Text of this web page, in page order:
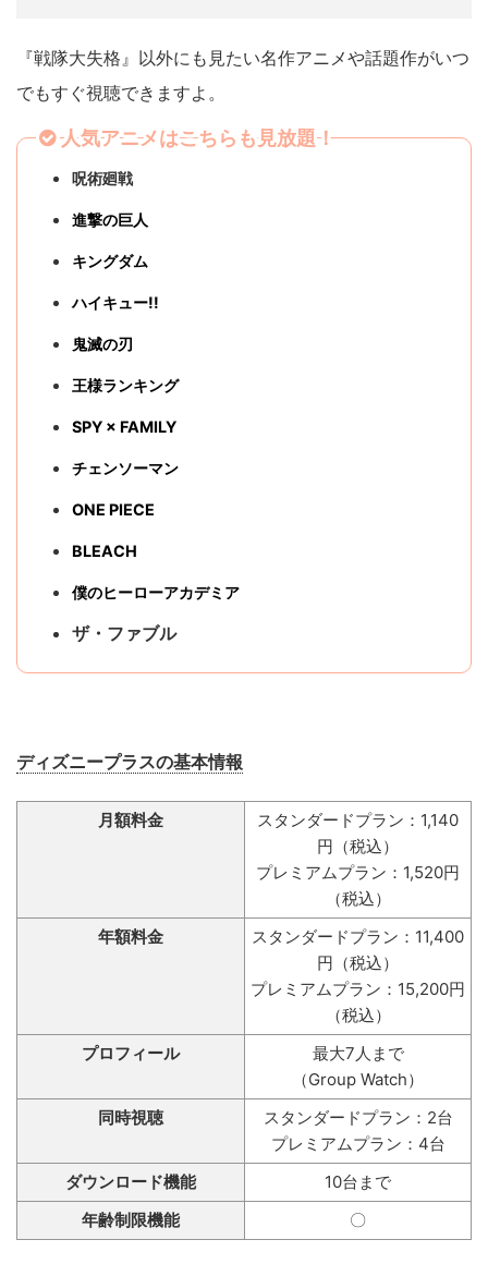
『戦隊大失格』以外にも見たい名作アニメや話題作がいつ
でもすぐ視聴できますよ。
人気アニメはこちらも見放題！
呪術廻戦
進撃の巨人
キングダム
ハイキュー!!
鬼滅の刃
王様ランキング
SPY × FAMILY
チェンソーマン
ONE PIECE
BLEACH
僕のヒーローアカデミア
ザ・ファブル
ディズニープラスの基本情報
月額料金
スタンダードプラン：1,140
円（税込）
プレミアムプラン：1,520円
（税込）
年額料金
スタンダードプラン：11,400
円（税込）
プレミアムプラン：15,200円
（税込）
プロフィール
最大7人まで
（Group Watch）
同時視聴
スタンダードプラン：2台
プレミアムプラン：4台
ダウンロード機能
10台まで
年齢制限機能
〇